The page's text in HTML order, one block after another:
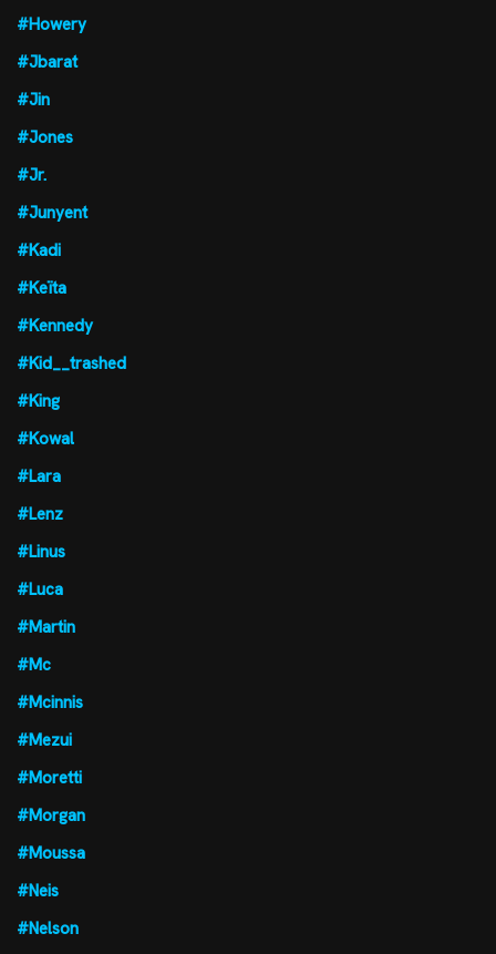
#Howery
#Jbarat
#Jin
#Jones
#Jr.
#Junyent
#Kadi
#Keïta
#Kennedy
#Kid__trashed
#King
#Kowal
#Lara
#Lenz
#Linus
#Luca
#Martin
#Mc
#Mcinnis
#Mezui
#Moretti
#Morgan
#Moussa
#Neis
#Nelson